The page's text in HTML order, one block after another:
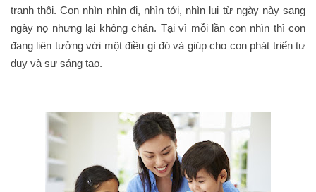
tranh thôi. Con nhìn nhìn đi, nhìn tới, nhìn lui từ ngày này sang
ngày nọ nhưng lại không chán. Tại vì mỗi lần con nhìn thì con
đang liên tưởng với một điều gì đó và giúp cho con phát triển tư
duy và sự sáng tạo.